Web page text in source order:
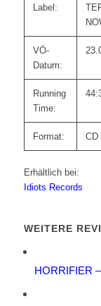
Label:
VÖ-
Datum:
Running
Time:
Format: CD
Erhältlich bei:
Idiots Records
WEITERE
HORRIFIER